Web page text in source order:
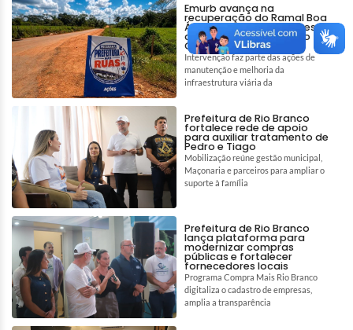
Emurb avança na
recuperação do Ramal Boa
Água e garante melhores
condições de acesso no
Quixadá
Intervenção faz parte das ações de
manutenção e melhoria da
infraestrutura viária da
Prefeitura de Rio Branco
fortalece rede de apoio
para auxiliar tratamento de
Pedro e Tiago
Mobilização reúne gestão municipal,
Maçonaria e parceiros para ampliar o
suporte à família
Prefeitura de Rio Branco
lança plataforma para
modernizar compras
públicas e fortalecer
fornecedores locais
Programa Compra Mais Rio Branco
digitaliza o cadastro de empresas,
amplia a transparência